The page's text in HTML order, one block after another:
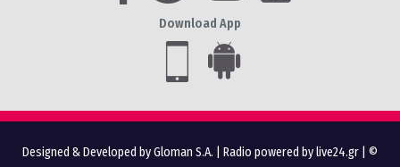
Download App
Designed & Developed by Gloman S.A. Radio powered by live24.gr | ©